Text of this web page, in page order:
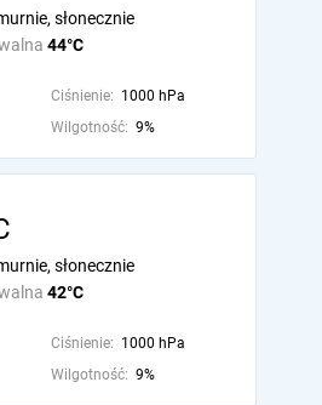
44°C
słonecznie
Ciśnienie: 1000 hPa
Wilgotność: 9%
42°C
słonecznie
Ciśnienie: 1000 hPa
Wilgotność: 9%